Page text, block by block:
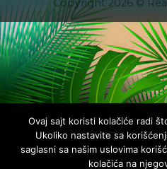
Copyright 2026 ©
Ovaj sajt koristi kolačiće radi
Ukoliko nastavite sa
saglasni sa našim uslovima
kolačića na